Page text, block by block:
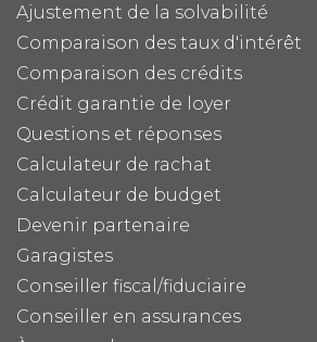
Ajustement de la solvabilité
Comparaison des taux d'intérêt
Comparaison des crédits
Crédit garantie de loyer
Questions et réponses
Calculateur de rachat
Calculateur de budget
Devenir partenaire
Garagistes
Conseiller fiscal/fiduciaire
Conseiller en assurances